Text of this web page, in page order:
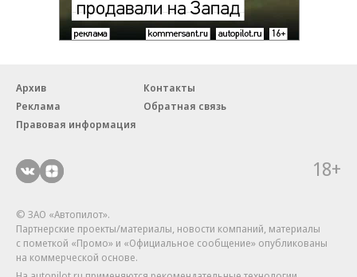
Архив
Контакты
Реклама
Обратная связь
Правовая информация
18+
© ЗАО «Автопилот».
Партнерские проекты/материалы, новости компаний, материалы
с пометкой «Промо» и «Официальное сообщение» опубликованы
на коммерческой основе.